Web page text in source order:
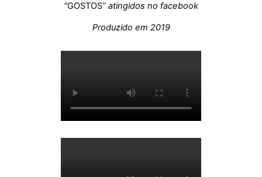
“GOSTOS” atingidos no facebook
Produzido em 2019